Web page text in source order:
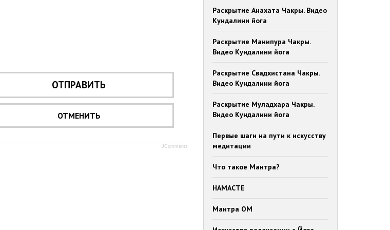
ОТПРАВИТЬ
ОТМЕНИТЬ
JComments
Раскрытие Анахата Чакры. Видео
Кундалини йога
Раскрытие Манипура Чакры.
Видео Кундалини йога
Раскрытие Свадхистана Чакры.
Видео Кундалини йога
Раскрытие Муладхара Чакры.
Видео Кундалини йога
Первые шаги на пути к искусству
медитации
Что такое Мантра?
НАМАСТЕ
Мантра ОМ